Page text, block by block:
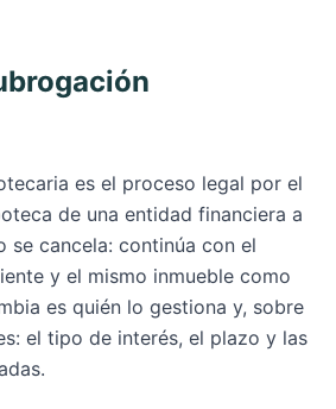
es el proceso legal por el
de una entidad financiera a
se cancela: continúa con el
y el mismo inmueble como
es quién lo gestiona y, sobre
el tipo de interés, el plazo y las